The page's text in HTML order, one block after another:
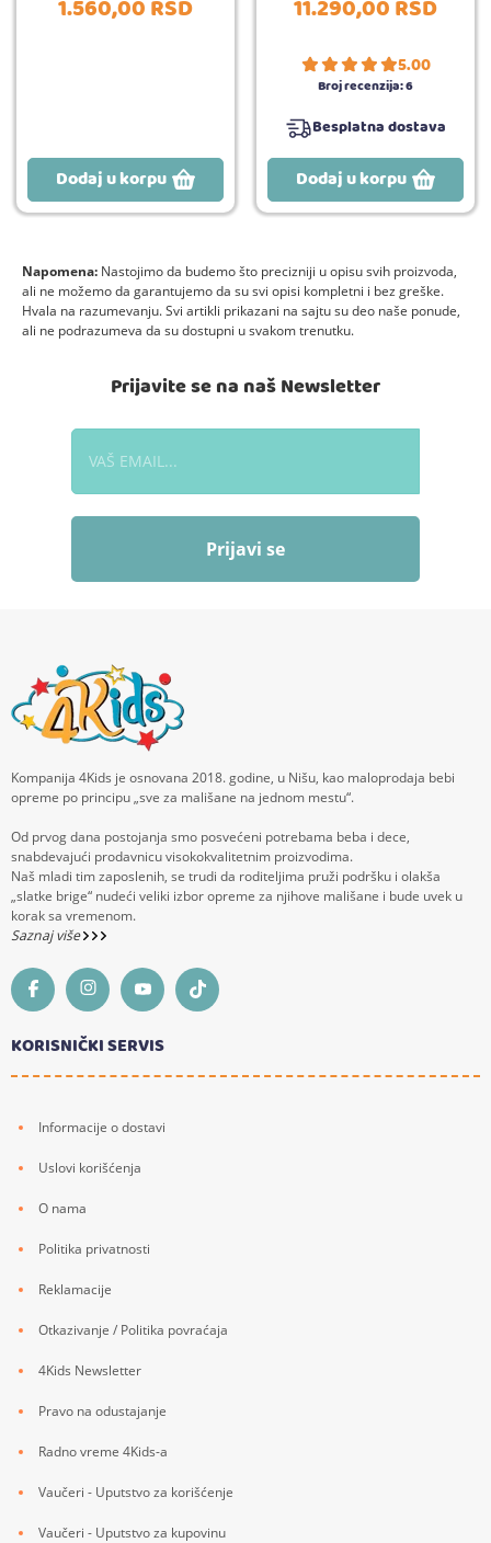
1.560,00RSD
Dodaj u korpu
11.290,00RSD
5.00
Broj recenzija:6
Besplatna dostava
Dodaj u korpu
Napomena: Nastojimo da budemo što precizniji u opisu svih proizvoda,
ali ne možemo da garantujemo da su svi opisi kompletni i bez greške.
Hvala na razumevanju. Svi artikli prikazani na sajtu su deo naše ponude,
ali ne podrazumeva da su dostupni u svakom trenutku.
Prijavite se na naš Newsletter
Prijavi se
Kompanija 4Kids je osnovana 2018. godine, u Nišu, kao maloprodaja bebi
opreme po principu „sve za mališane na jednom mestu“.
Od prvog dana postojanja smo posvećeni potrebama beba i dece,
snabdevajući prodavnicu visokokvalitetnim proizvodima.
Naš mladi tim zaposlenih, se trudi da roditeljima pruži podršku i olakša
„slatke brige“ nudeći veliki izbor opreme za njihove mališane i bude uvek u
korak sa vremenom.
Saznaj više
KORISNIČKI SERVIS
Informacije o dostavi
Uslovi korišćenja
O nama
Politika privatnosti
Reklamacije
Otkazivanje / Politika povraćaja
4Kids Newsletter
Pravo na odustajanje
Radno vreme 4Kids-a
Vaučeri - Uputstvo za korišćenje
Vaučeri - Uputstvo za kupovinu